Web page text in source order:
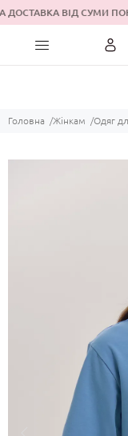
ДОСТАВКА ВІД СУМИ
Головна Жінкам Одяг